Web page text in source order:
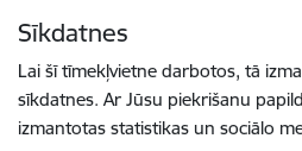
Sīkdatnes
Lai šī tīmekļvietne darbotos, tā
sīkdatnes. Ar Jūsu piekrišanu
izmantotas statistikas un sociālo